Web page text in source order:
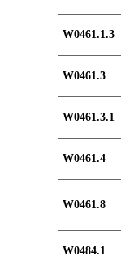
W0461.1.3
W0461.3
W0461.3.1
W0461.4
W0461.8
W0484.1